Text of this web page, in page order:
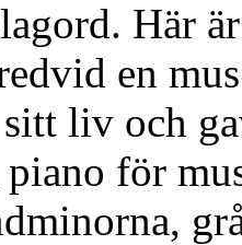
Här
en
liv och
för